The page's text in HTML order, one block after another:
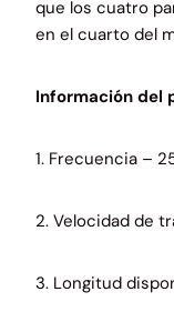
que los cuatro
en el cuarto del
Información del
1. Frecuencia –
2. Velocidad de
3. Longitud